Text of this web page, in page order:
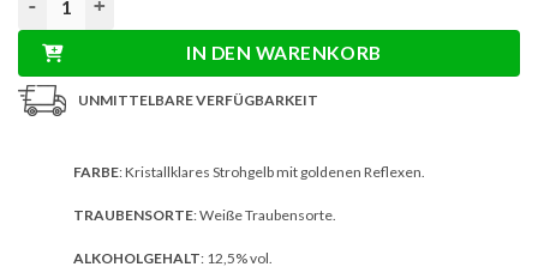
16,00€14,90€.
IN DEN WARENKORB
UNMITTELBARE VERFÜGBARKEIT
FARBE: Kristallklares Strohgelb mit goldenen Reflexen.
TRAUBENSORTE: Weiße Traubensorte.
ALKOHOLGEHALT: 12,5% vol.